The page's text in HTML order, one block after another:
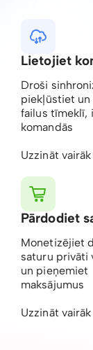
Lietojiet
Droši
piekļūstiet
failus tīmeklī,
komandās
Uzzināt vairāk
Pārdodiet
Monetizējiet
saturu privāti
un pieņemiet
maksājumus
Uzzināt vairāk